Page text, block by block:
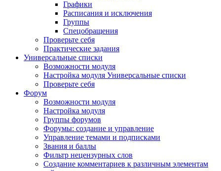
Графики
Расписания и исключения
Группы
Спецобращения
Проверьте себя
Практические задания
Универсальные списки
Возможности модуля
Настройка модуля Универсальные списки
Проверьте себя
Форум
Возможности модуля
Настройка модуля
Группы форумов
Форумы: создание и управление
Управление темами и подписками
Звания и баллы
Фильтр нецензурных слов
Создание комментариев к различным элементам